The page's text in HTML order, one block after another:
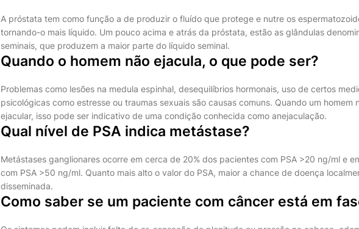
A próstata tem como função a de produzir o fluído que protege e nutre os
tornando-o mais líquido. Um pouco acima e atrás da próstata, estão as glândulas
seminais, que produzem a maior parte do líquido seminal.
Quando o homem não ejacula, o que pode ser?
Problemas como lesões na medula espinhal, desequilíbrios hormonais, uso de certos
psicológicas como estresse ou traumas sexuais são causas comuns. Quando um homem
ejacular, isso pode ser indicativo de uma condição conhecida como anejaculação.
Qual nível de PSA indica metástase?
Metástases ganglionares ocorre em cerca de 20% dos pacientes com PSA >20 ng/ml e
com PSA >50 ng/ml. Quanto mais alto o valor do PSA, maior a chance de doença
disseminada.
Como saber se um paciente com câncer está em